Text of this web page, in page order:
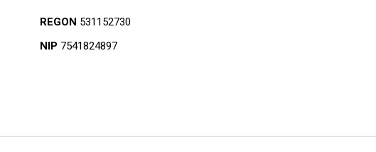
REGON 531152730
NIP 7541824897